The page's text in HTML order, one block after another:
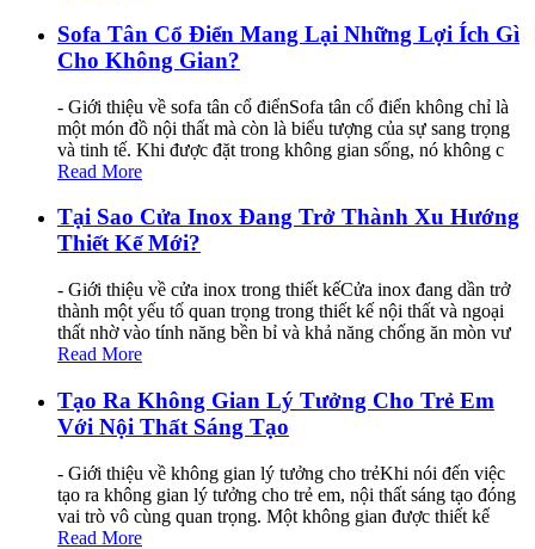
Sofa Tân Cổ Điển Mang Lại Những Lợi Ích Gì
Cho Không Gian?
- Giới thiệu về sofa tân cổ điểnSofa tân cổ điển không chỉ là
một món đồ nội thất mà còn là biểu tượng của sự sang trọng
và tinh tế. Khi được đặt trong không gian sống, nó không c
Read More
Tại Sao Cửa Inox Đang Trở Thành Xu Hướng
Thiết Kế Mới?
- Giới thiệu về cửa inox trong thiết kếCửa inox đang dần trở
thành một yếu tố quan trọng trong thiết kế nội thất và ngoại
thất nhờ vào tính năng bền bỉ và khả năng chống ăn mòn vư
Read More
Tạo Ra Không Gian Lý Tưởng Cho Trẻ Em
Với Nội Thất Sáng Tạo
- Giới thiệu về không gian lý tưởng cho trẻKhi nói đến việc
tạo ra không gian lý tưởng cho trẻ em, nội thất sáng tạo đóng
vai trò vô cùng quan trọng. Một không gian được thiết kế
Read More